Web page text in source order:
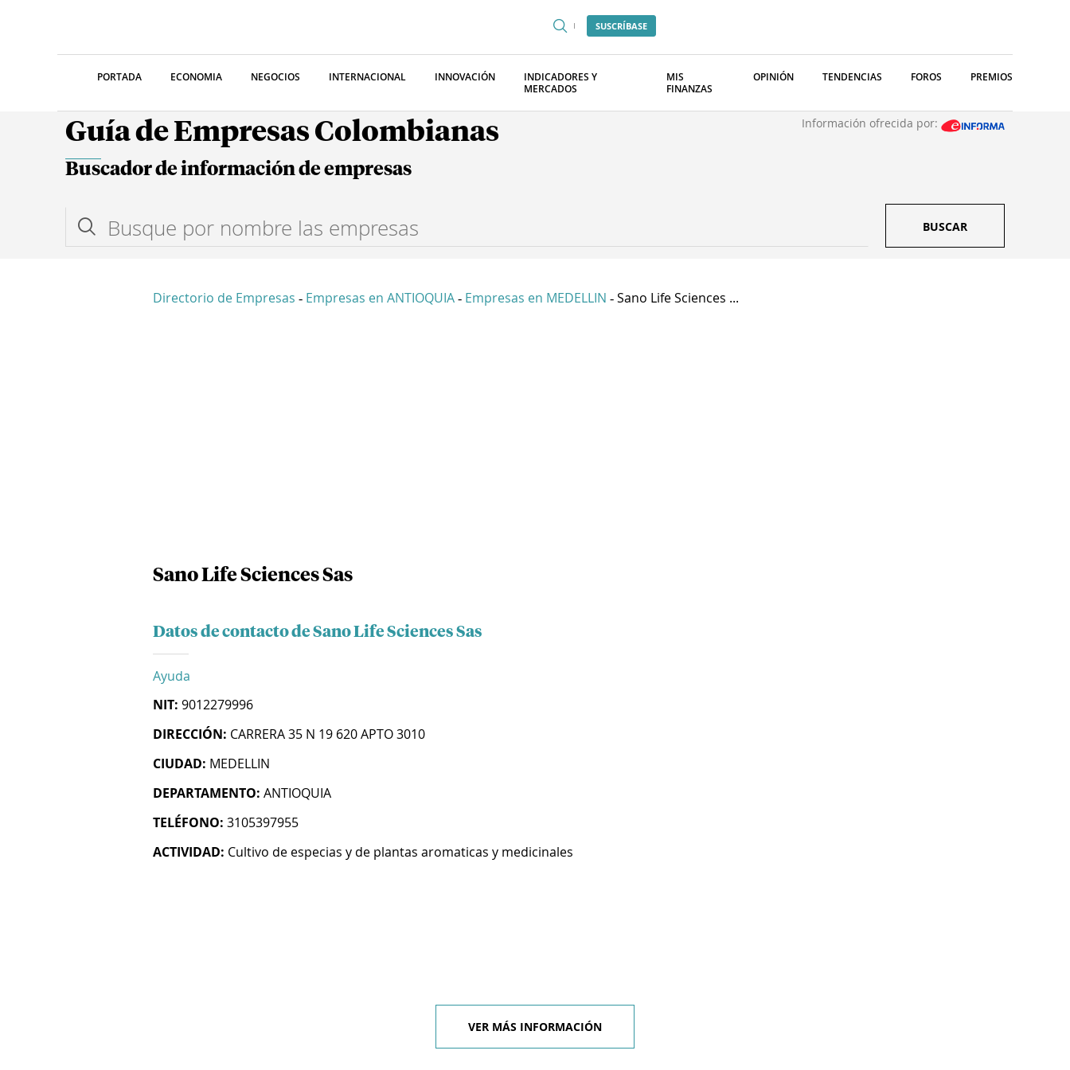
SUSCRÍBASE
PORTADA ECONOMIA NEGOCIOS INTERNACIONAL INNOVACIÓN
INDICADORES Y
MERCADOS
MIS
FINANZAS
OPINIÓN TENDENCIAS FOROS PREMIOS
Guía de Empresas Colombianas Información ofrecida por:
Buscador de información de empresas
BUSCAR
Directorio de Empresas - Empresas en ANTIOQUIA - Empresas en MEDELLIN - Sano Life Sciences ...
Sano Life Sciences Sas
Datos de contacto de Sano Life Sciences Sas
Ayuda
NIT: 9012279996
DIRECCIÓN: CARRERA 35 N 19 620 APTO 3010
CIUDAD: MEDELLIN
DEPARTAMENTO: ANTIOQUIA
TELÉFONO: 3105397955
ACTIVIDAD: Cultivo de especias y de plantas aromaticas y medicinales
VER MÁS INFORMACIÓN